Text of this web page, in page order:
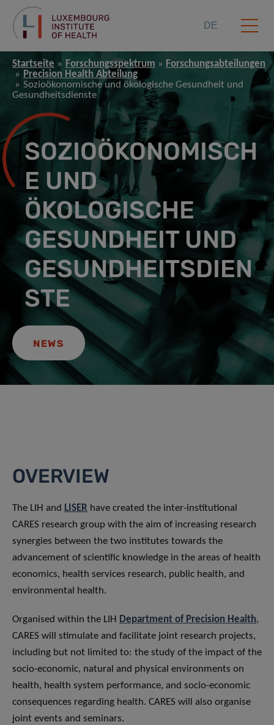
DE
Startseite Forschungsspektrum
Forschungsabteilungen
Precision Health Abteilung
Sozioökonomische und ökologische Gesundheit und
Gesundheitsdienste
SOZIOÖKONOMISCH
E UND
ÖKOLOGISCHE
GESUNDHEIT UND
GESUNDHEITSDIEN
STE
NEWS
OVERVIEW
The LIH and LISER have created the inter-institutional
CARES research group with the aim of increasing research
synergies between the two institutes towards the
advancement of scientific knowledge in the areas of health
economics, health services research, public health, and
environmental health.
Organised within the LIH Department of Precision Health,
CARES will stimulate and facilitate joint research projects,
including but not limited to: the study of the impact of the
socio-economic, natural and physical environments on
health, health system performance, and socio-economic
consequences regarding health. CARES will also organise
joint events and seminars.